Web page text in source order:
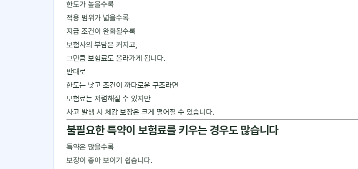
한도가 높을수록
적용 범위가 넓을수록
지급 조건이 완화될수록
보험사의 부담은 커지고,
그만큼 보험료도 올라가게 됩니다.
반대로
한도는 낮고 조건이 까다로운 구조라면
보험료는 저렴해질 수 있지만
사고 발생 시 체감 보장은 크게 떨어질 수 있습니다.
불필요한 특약이 보험료를 키우는 경우도 많습니다
특약은 많을수록
보장이 좋아 보이기 쉽습니다.